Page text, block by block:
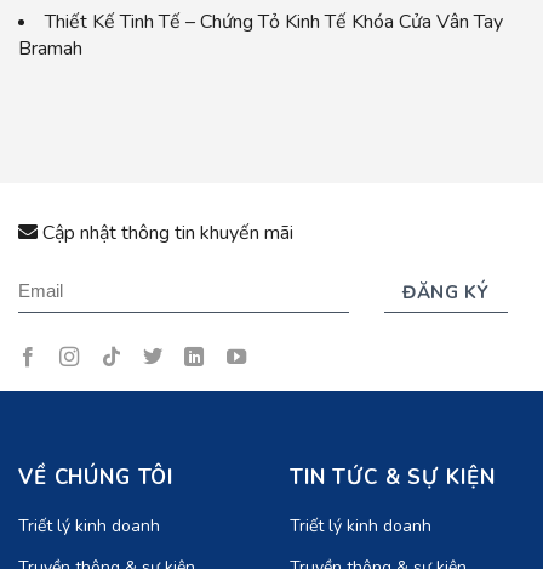
Thiết Kế Tinh Tế – Chứng Tỏ Kinh Tế Khóa Cửa Vân Tay
Bramah
Cập nhật thông tin khuyến mãi
VỀ CHÚNG TÔI
Triết lý kinh doanh
TIN TỨC & SỰ KIỆN
Triết lý kinh doanh